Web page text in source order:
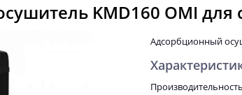
KMD160 OMI для
Адсорбционный